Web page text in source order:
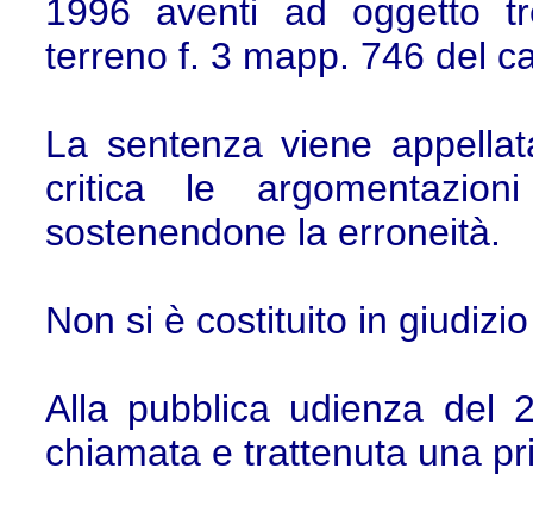
1996 aventi ad oggetto
terreno f. 3 mapp. 746 del
La sentenza viene
critica le
sostenendone la erroneità.
Non si è costituito in
Alla pubblica udienza del
chiamata e trattenuta una